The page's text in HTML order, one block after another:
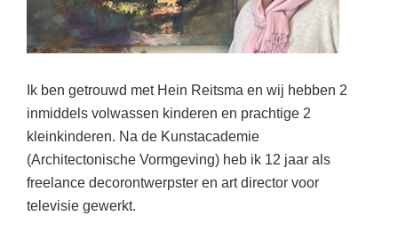
Ik ben getrouwd met Hein Reitsma en wij hebben 2
inmiddels volwassen kinderen en prachtige 2
kleinkinderen. Na de Kunstacademie
(Architectonische Vormgeving) heb ik 12 jaar als
freelance decorontwerpster en art director voor
televisie gewerkt.